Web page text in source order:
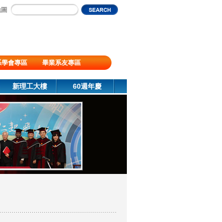
學會專區
畢業系友專區
新理工大樓 60週年慶